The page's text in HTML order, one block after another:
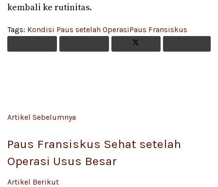
kembali ke rutinitas.
Tags: Kondisi Paus setelah OperasiPaus Fransiskus
Artikel Sebelumnya
Paus Fransiskus Sehat setelah
Operasi Usus Besar
Artikel Berikut